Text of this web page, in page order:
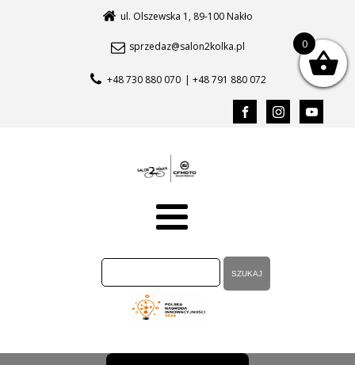
ul. Olszewska 1, 89-100 Nakło
sprzedaz@salon2kolka.pl
+48 730 880 070 | +48 791 880 072
0